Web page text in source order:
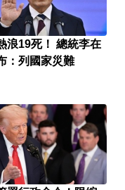
浪19死！ 總統李在
：列國家災難